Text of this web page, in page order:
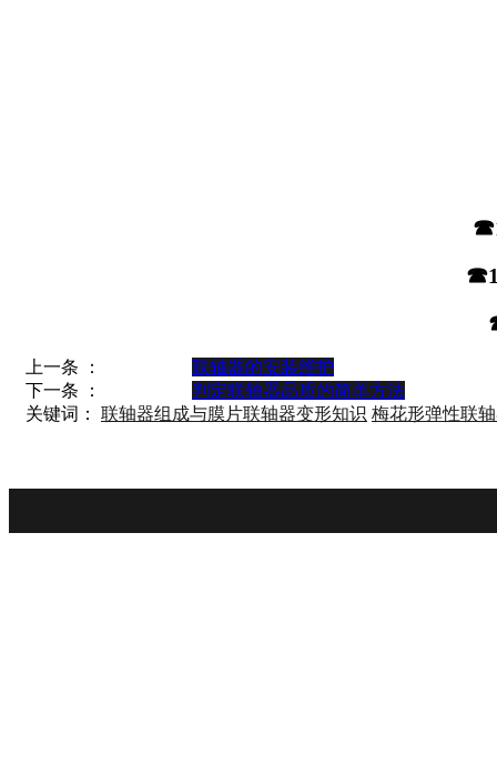
上一条 ：
联轴器的安装维护
下一条 ：
判定联轴器品质的简单方法
关键词： 联轴器组成与膜片联轴器变形知识 梅花形弹性联